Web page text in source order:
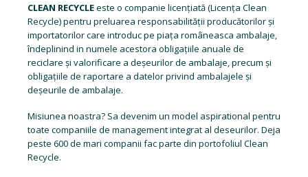
CLEAN RECYCLEeste o companie licențiată (Licența Clean
Recycle) pentru preluarea responsabilității producătorilor și
importatorilor care introduc pe piața româneasca ambalaje,
îndeplinind in numele acestora obligațiile anuale de
reciclare și valorificare a deșeurilor de ambalaje, precum și
obligațiile de raportare a datelor privind ambalajele și
deșeurile de ambalaje.
Misiunea noastra? Sa devenim un model aspirational pentru
toate companiile de management integrat al deseurilor. Deja
peste 600 de mari companii fac parte din portofoliul Clean
Recycle.